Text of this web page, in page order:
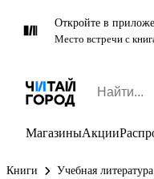
Откройте в
Место встречи с
МагазиныАкции
Книги Учебная литература